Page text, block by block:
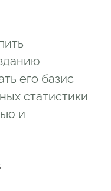
его базис
статистики
и